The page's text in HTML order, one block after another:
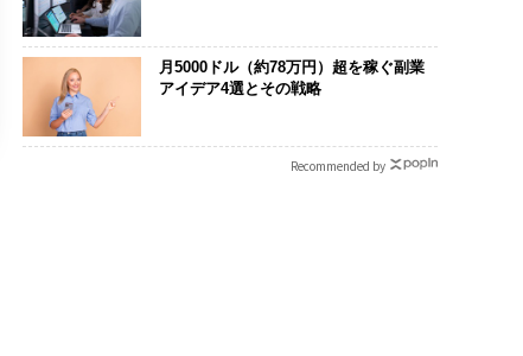
月5000ドル（約78万円）超を稼ぐ副業
アイデア4選とその戦略
Recommended by